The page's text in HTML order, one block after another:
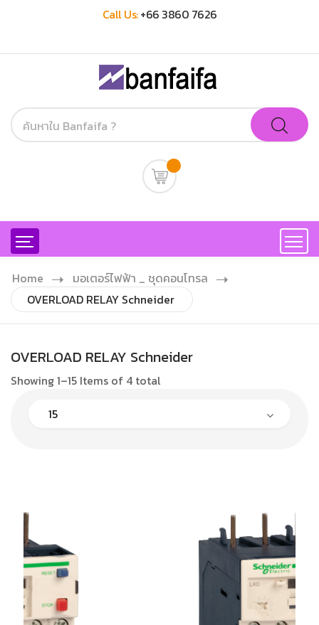
Call Us:+66 3860 7626
Home
มอเตอร์ไฟฟ้า _ ชุดคอนโทรล
OVERLOAD RELAY Schneider
OVERLOAD RELAY Schneider
Showing 1–15 Items of 4 total